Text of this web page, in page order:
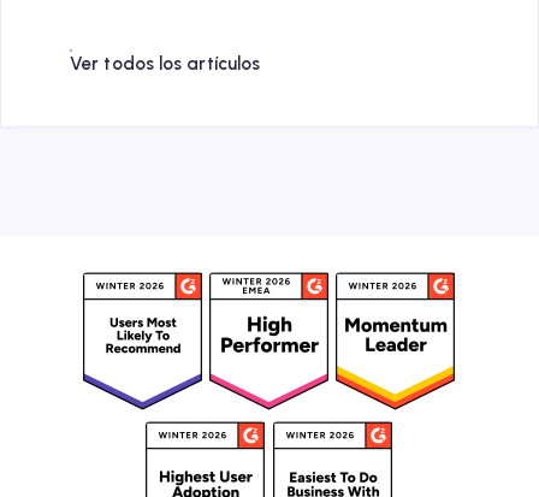
Ver todos los artículos